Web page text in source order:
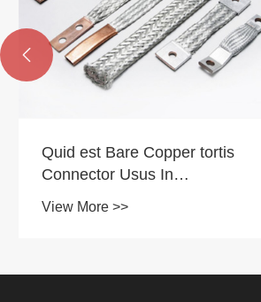
What Are The Connection
Methods For The Conductive
Copper Busbars of The Power
View More >>
